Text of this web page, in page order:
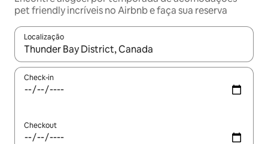
pet friendly incríveis no Airbnb e faça sua reserva
Localização
Quando os resultados estiverem disponíveis, explore-os
Check-in
Checkout